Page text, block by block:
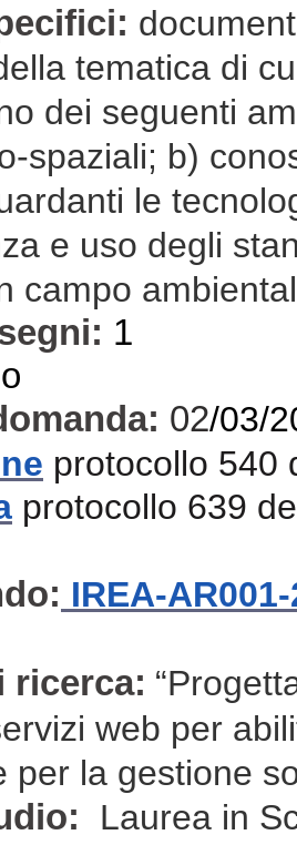
tematica di
dei seguenti
spaziali; b)
le
e uso degli
campo
1
02/03/
protocollo 540
protocollo 639
IREA-
ricerca:
web per
per la gestione
Laurea in